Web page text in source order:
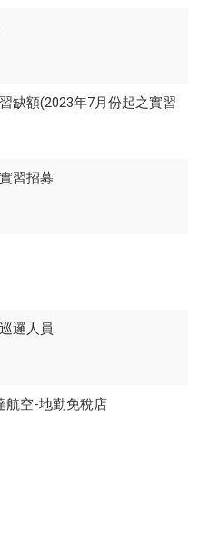
缺額(2023年7月份起之實習
習招募
邏人員
航空-地勤免稅店